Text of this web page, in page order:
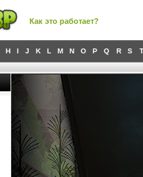
Как это работает?
H I J K L M N O P Q R S T